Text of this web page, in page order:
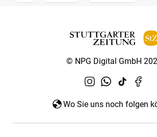
© NPG Digital GmbH
Wo Sie uns noch folgen